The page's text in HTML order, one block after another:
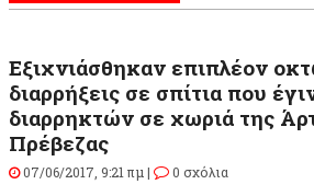
Εξιχνιάσθηκαν επιπλέον
διαρρήξεις σε σπίτια που
διαρρηκτών σε χωριά της
Πρέβεζας
07/06/2017, 9:21 πμ | 0 σχόλια